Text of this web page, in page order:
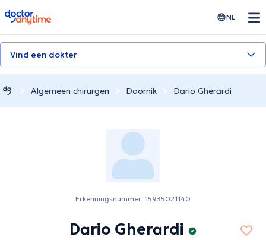
doctoranytime NL
Vind een dokter
Algemeen chirurgen Doornik Dario Gherardi
Erkenningsnummer: 15935021140
Dario Gherardi